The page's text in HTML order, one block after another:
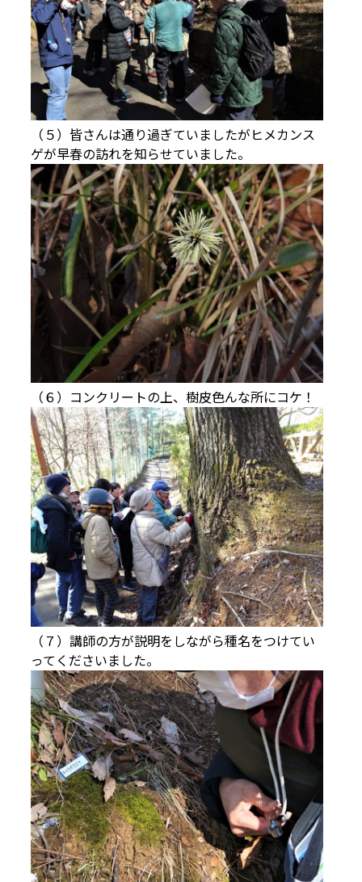
（５）皆さんは通り過ぎていましたがヒメカンス
ゲが早春の訪れを知らせていました。
（６）コンクリートの上、樹皮色んな所にコケ！
（７）講師の方が説明をしながら種名をつけてい
ってくださいました。